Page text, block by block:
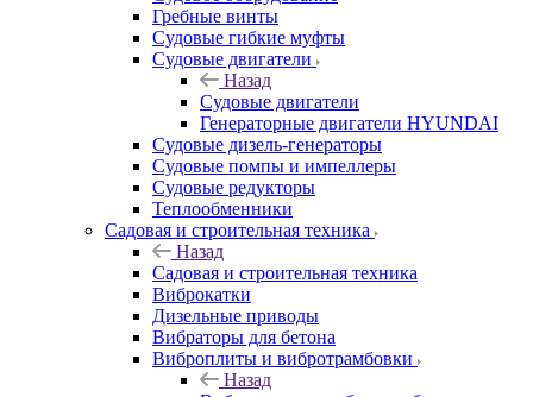
Гребные винты
Судовые гибкие муфты
Судовые двигатели
Назад
Судовые двигатели
Генераторные двигатели HYUNDAI
Судовые дизель-генераторы
Судовые помпы и импеллеры
Судовые редукторы
Теплообменники
Садовая и строительная техника
Назад
Садовая и строительная техника
Виброкатки
Дизельные приводы
Вибраторы для бетона
Виброплиты и вибротрамбовки
Назад